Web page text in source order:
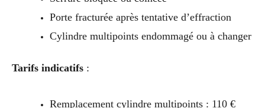
Porte fracturée après tentative d’effraction
Cylindre multipoints endommagé ou à changer
Tarifs indicatifs :
Remplacement cylindre multipoints : 110 €